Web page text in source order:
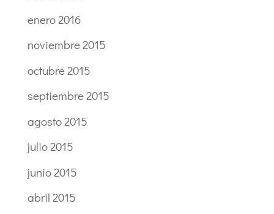
enero 2016
noviembre 2015
octubre 2015
septiembre 2015
agosto 2015
julio 2015
junio 2015
abril 2015